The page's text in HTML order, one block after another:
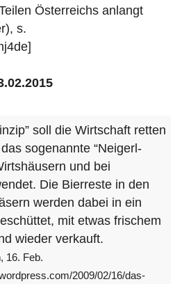
Österreichs anlangt
s.
soll die Wirtschaft retten
sogenannte “Neigerl-
und bei
Die Bierreste in den
werden dabei in ein
mit etwas frischem
wieder verkauft.
16. Feb.
2009/02/16/das-